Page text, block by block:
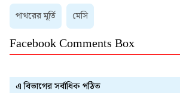
পাথরের মূর্তি মেসি
Facebook Comments Box
এ বিভাগের সর্বাধিক পঠিত